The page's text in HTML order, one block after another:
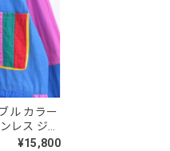
ル カラー
レス ジャ
ン ヴィン
¥15,800